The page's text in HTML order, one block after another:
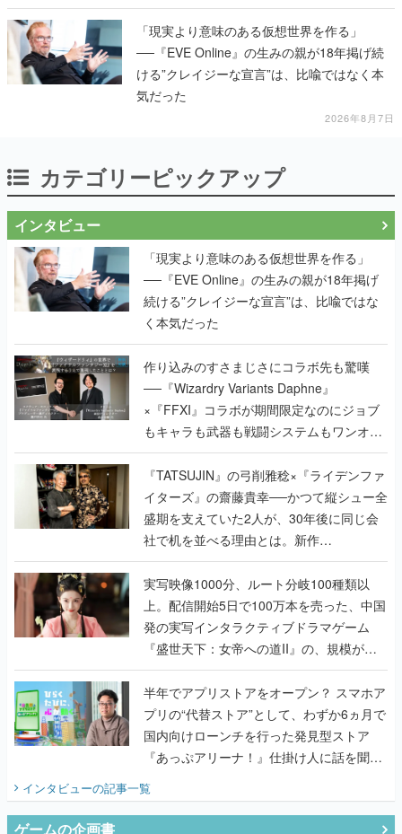
「現実より意味のある仮想世界を作る」
──『EVE Online』の生みの親が18年掲げ続
ける”クレイジーな宣言”は、比喩ではなく本
気だった
2026年8月7日
カテゴリーピックアップ
インタビュー
「現実より意味のある仮想世界を作る」
──『EVE Online』の生みの親が18年掲げ
続ける”クレイジーな宣言”は、比喩ではな
く本気だった
作り込みのすさまじさにコラボ先も驚嘆
──『Wizardry Variants Daphne』
×『FFXI』コラボが期間限定なのにジョブ
もキャラも武器も戦闘システムもワンオフ
で作り込まれた理由を両ディレクターに聞
く
『TATSUJIN』の弓削雅稔×『ライデンファ
イターズ』の齋藤貴幸──かつて縦シュー全
盛期を支えていた2人が、30年後に同じ会
社で机を並べる理由とは。新作
『TATSUJIN EXTREME』で初タッグを組
んだレジェンド2人に訊く開発秘話
実写映像1000分、ルート分岐100種類以
上。配信開始5日で100万本を売った、中国
発の実写インタラクティブドラマゲーム
『盛世天下：女帝への道II』の、規模が違
うこだわりをプロデューサーに聞いた
半年でアプリストアをオープン？ スマホア
プリの“代替ストア”として、わずか6ヵ月で
国内向けローンチを行った発見型ストア
『あっぷアリーナ！』仕掛け人に話を聞い
インタビューの記事一覧
ゲームの企画書